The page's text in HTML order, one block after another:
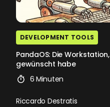
DEVELOPMENT TOOLS
PandaOS: Die
gewünscht habe
6 Minuten
Riccardo Destratis